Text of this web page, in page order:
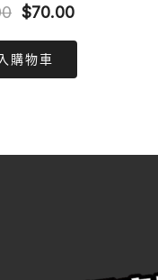
Original
price
was:
$70.00Current
price
購物車